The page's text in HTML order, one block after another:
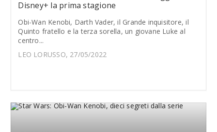
Disney+ la prima stagione
Obi-Wan Kenobi, Darth Vader, il Grande inquisitore, il
Quinto fratello e la terza sorella, un giovane Luke al
centro...
LEO LORUSSO, 27/05/2022